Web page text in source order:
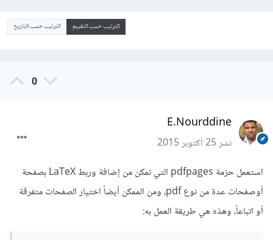
الترتيب حسب التقييم الترتيب حسب التاريخ
0
E.Nourddine
نشر25 أكتوبر 2015
استعمل حزمة pdfpages التي تمكن من إضافة وربط LaTeX بصفحة
أوصفحات عدة من نوع pdf، ومن الممكن أيضاً اختيار الصفحات متفرقة
أو اتباعاً، وهذه هي طريقة العمل به: